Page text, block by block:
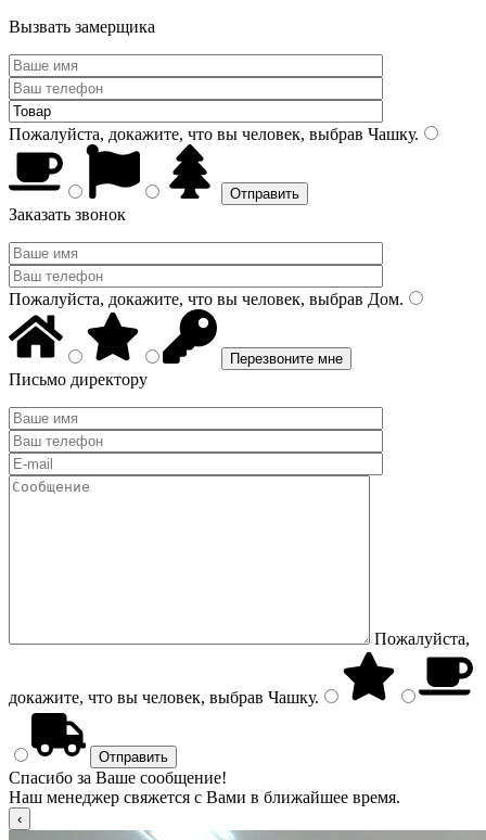
Вызвать замерщика
Пожалуйста, докажите, что вы человек, выбрав Чашку.
Заказать звонок
Пожалуйста, докажите, что вы человек, выбрав Дом.
Письмо директору
Пожалуйста,
докажите, что вы человек, выбрав Чашку.
Спасибо за Ваше сообщение!
Наш менеджер свяжется с Вами в ближайшее время.